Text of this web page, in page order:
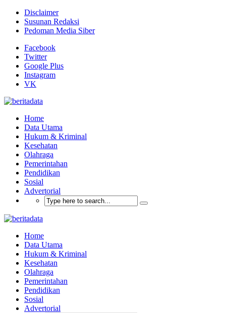
Disclaimer
Susunan Redaksi
Pedoman Media Siber
Facebook
Twitter
Google Plus
Instagram
VK
Home
Data Utama
Hukum & Kriminal
Kesehatan
Olahraga
Pemerintahan
Pendidikan
Sosial
Advertorial
Home
Data Utama
Hukum & Kriminal
Kesehatan
Olahraga
Pemerintahan
Pendidikan
Sosial
Advertorial